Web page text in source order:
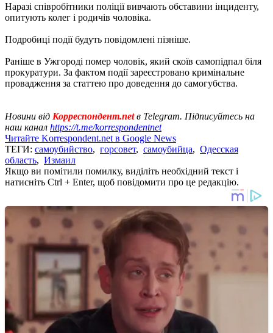
Наразі співробітники поліції вивчають обставини інциденту,
опитують колег і родичів чоловіка.
Подробиці події будуть повідомлені пізніше.
Раніше в Ужгороді помер чоловік, який скоїв самопідпал біля
прокуратури. За фактом події зареєстровано кримінальне
провадження за статтею про доведення до самогубства.
Новини від Корреспондент.netв Telegram. Підписуйтесь на
наш канал https://t.me/korrespondentnet
Читайте Korrespondent.net в Google News
ТЕГИ: самоубийство, горсовет, самоубийца, Одесская
область, Измаил
Якщо ви помітили помилку, виділіть необхідний текст і
натисніть Ctrl + Enter, щоб повідомити про це редакцію.